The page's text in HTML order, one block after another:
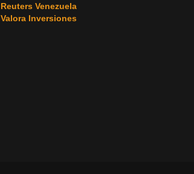
Reuters Venezuela
Valora Inversiones